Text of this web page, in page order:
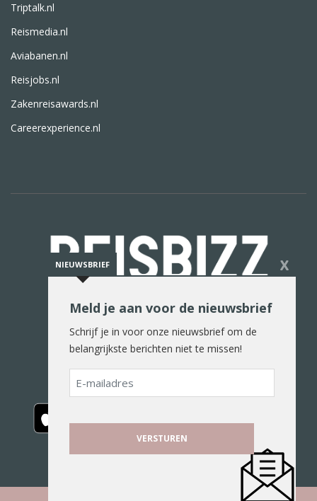
Triptalk.nl
Reismedia.nl
Aviabanen.nl
Reisjobs.nl
Zakenreisawards.nl
Careerexperience.nl
De reiswereld in woord en beeld
NIEUWSBRIEF X
Meld je aan voor de nieuwsbrief
Schrijf je in voor onze nieuwsbrief om de
belangrijkste berichten niet te missen!
E-
mailadres